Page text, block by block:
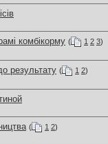
комбікорму ( 1 2 3)
результату ( 1 2)
( 1 2)